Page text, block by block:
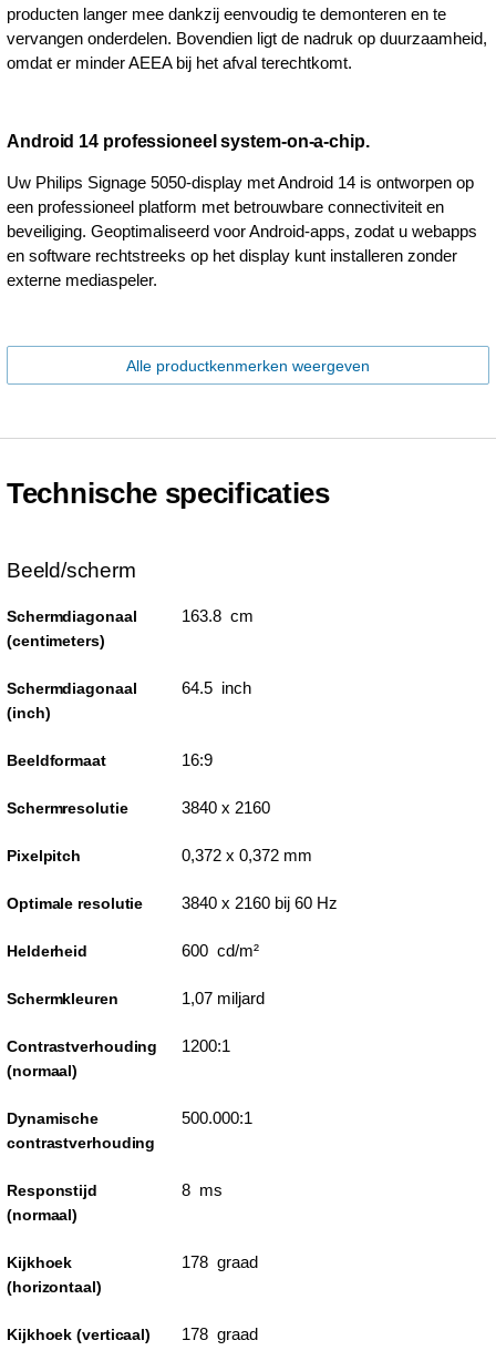
producten langer mee dankzij eenvoudig te demonteren en te
vervangen onderdelen. Bovendien ligt de nadruk op duurzaamheid,
omdat er minder AEEA bij het afval terechtkomt.
Android 14 professioneel system-on-a-chip.
Uw Philips Signage 5050-display met Android 14 is ontworpen op
een professioneel platform met betrouwbare connectiviteit en
beveiliging. Geoptimaliseerd voor Android-apps, zodat u webapps
en software rechtstreeks op het display kunt installeren zonder
externe mediaspeler.
Alle productkenmerken weergeven
Technische specificaties
Beeld/scherm
Schermdiagonaal
(centimeters)
163.8 cm
Schermdiagonaal
(inch)
64.5 inch
Beeldformaat 16:9
Schermresolutie 3840 x 2160
Pixelpitch 0,372 x 0,372 mm
Optimale resolutie 3840 x 2160 bij 60 Hz
Helderheid 600 cd/m²
Schermkleuren 1,07 miljard
Contrastverhouding
(normaal)
1200:1
Dynamische
contrastverhouding
500.000:1
Responstijd
(normaal)
8 ms
Kijkhoek
(horizontaal)
178 graad
Kijkhoek (verticaal) 178 graad